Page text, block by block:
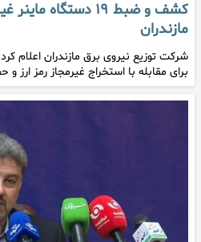
کشف و ضبط ۱۹ دستگاه
مازندران
شرکت توزیع نیروی برق مازندران اعلام
برای مقابله با استخراج غیرمجاز رمز ارز و